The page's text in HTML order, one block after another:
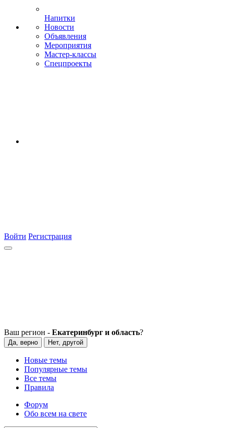
Напитки
Новости
Объявления
Мероприятия
Мастер-классы
Спецпроекты
Войти Регистрация
Ваш регион - Екатеринбург и область?
Да, верно Нет, другой
Новые темы
Популярные темы
Все темы
Правила
Форум
Обо всем на свете